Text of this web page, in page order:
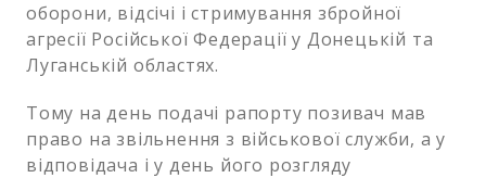
оборони, відсічі і стримування збройної
агресії Російської Федерації у Донецькій та
Луганській областях.
Тому на день подачі рапорту позивач мав
право на звільнення з військової служби, а у
відповідача і у день його розгляду